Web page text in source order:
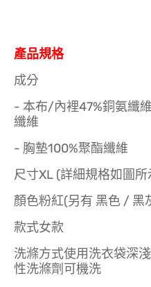
產品規格
成分
- 本布/內裡47%銅氨纖
纖維
- 胸墊100%聚酯纖維
尺寸XL (詳細規格如圖所
顏色粉紅(另有 黑色 / 黑
款式女款
洗滌方式使用洗衣袋深
性洗滌劑可機洗